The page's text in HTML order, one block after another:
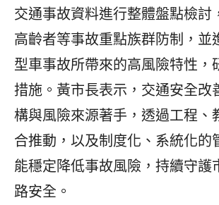
交通事故資料進行整體盤點檢討
高齡者等事故重點族群防制，並
型車事故所帶來的高風險特性，
措施。黃市長表示，交通安全改
構與風險來源著手，透過工程、
合推動，以及制度化、系統化的
能穩定降低事故風險，持續守護
路安全。